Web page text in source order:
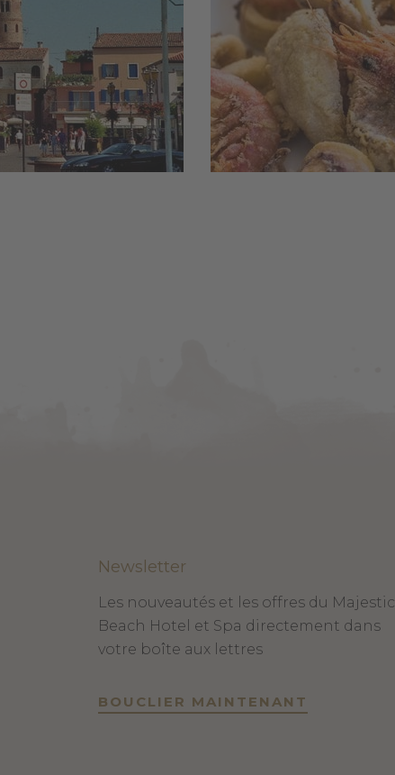
Newsletter
Les nouveautés et les offres du Majestic
Beach Hotel et Spa directement dans
votre boîte aux lettres
BOUCLIER MAINTENANT